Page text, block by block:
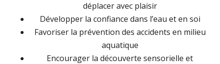
déplacer avec plaisir
Développer la confiance dans l’eau et en soi
Favoriser la prévention des accidents en milieu
aquatique
Encourager la découverte sensorielle et